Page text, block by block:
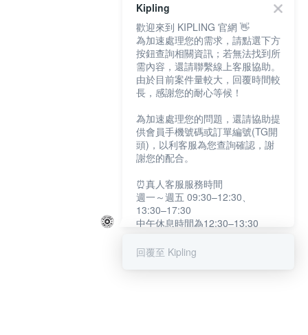
Kipling
歡迎來到 KIPLING 官網 👋
為加速處理您的需求，請點選下方
按鈕查詢相關資訊；若無法找到所
需內容，還請聯繫線上客服協助。
由於目前案件量較大，回覆時間較
長，感謝您的耐心等候！
為加速處理您的問題，還請協助提
供會員手機號碼或訂單編號(TG開
頭)，以利客服為您查詢確認，謝
謝您的配合。
⏰真人客服服務時間
週一～週五 09:30–12:30、
13:30–17:30
中午休息時間為12:30–13:30
提醒您：系統會自動已讀訊息，如
回覆至 Kipling